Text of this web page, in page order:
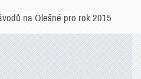
na Olešné pro rok 2015